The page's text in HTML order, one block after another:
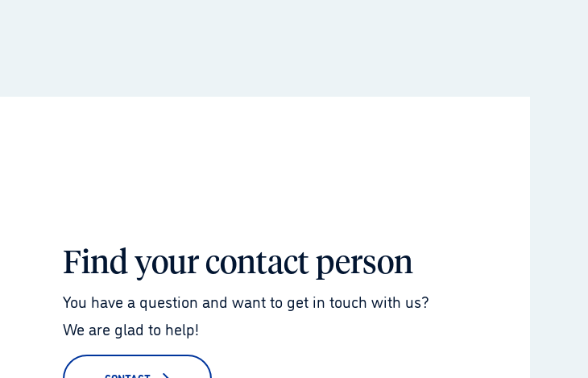
Find your contact person
You have a question and want to get in touch with us?
We are glad to help!